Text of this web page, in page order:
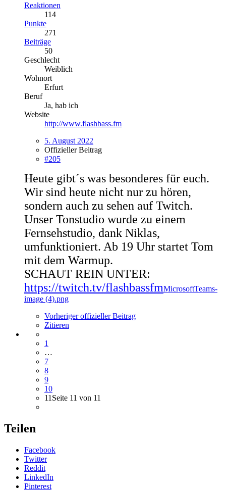
Reaktionen
114
Punkte
271
Beiträge
50
Geschlecht
Weiblich
Wohnort
Erfurt
Beruf
Ja, hab ich
Website
http://www.flashbass.fm
5. August 2022
Offizieller Beitrag
#205
Heute gibt´s was besonderes für euch.
Wir sind heute nicht nur zu hören,
sondern auch zu sehen auf Twitch.
Unser Tonstudio wurde zu einem
Fernsehstudio, dank Niklas,
umfunktioniert. Ab 19 Uhr startet Tom
mit dem Warmup.
SCHAUT REIN UNTER:
https://twitch.tv/flashbassfmMicrosoftTeams-
image (4).png
Vorheriger offizieller Beitrag
Zitieren
1
…
7
8
9
10
11 Seite 11 von 11
Teilen
Facebook
Twitter
Reddit
LinkedIn
Pinterest